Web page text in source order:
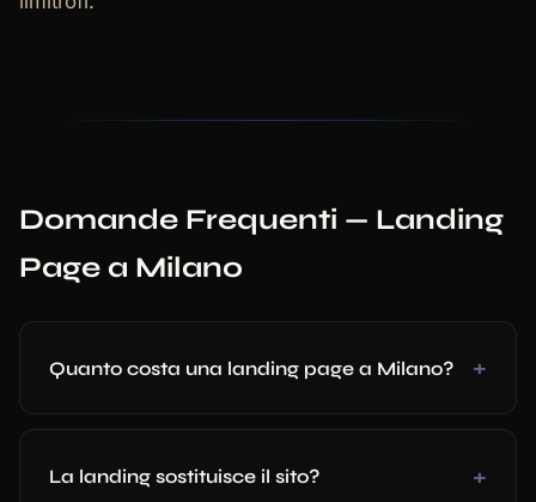
Domande Frequenti — Landing
Page a Milano
Quanto costa una landing page a Milano?
La landing sostituisce il sito?